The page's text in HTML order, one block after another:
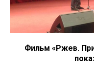
Фильм «Ржев.